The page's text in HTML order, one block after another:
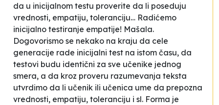
da u inicijalnom testu proverite da li poseduju
vrednosti, empatiju, toleranciju… Radićemo
inicijalno testiranje empatije! Mašala.
Dogovorismo se nekako na kraju da cele
generacije rade inicijalni test na istom času, da
testovi budu identični za sve učenike jednog
smera, a da kroz proveru razumevanja teksta
utvrdimo da li učenik ili učenica ume da prepozna
vrednosti, empatiju, toleranciju i sl. Forma je